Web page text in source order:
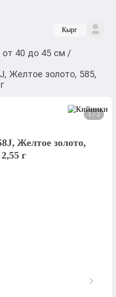
Кырг
от 40 до 45 см /
Желтое золото, 585,
1 / 3
Желтое золото,
г